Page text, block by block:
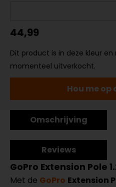
44,99
Dit product is in deze kleur
momenteel uitverkocht.
Hou me op
Omschrijving
Reviews
GoPro Extension Pole
Met de GoPro Extension